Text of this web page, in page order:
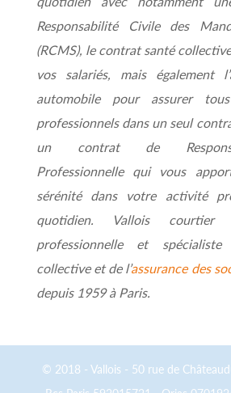
Responsabilité Civile des
(RCMS), le contrat santé
vos salariés, mais également
automobile pour assurer
professionnels dans un seul
un contrat de
Professionnelle qui vous
sérénité dans votre activité
quotidien. Vallois courtier
professionnelle et spécialiste
collective et de l’assurance des
depuis 1959 à Paris.
© 2018 - Vallois - 50 rue de